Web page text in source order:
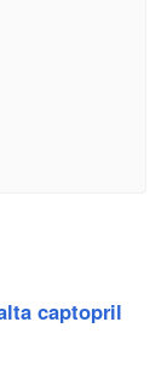
captopril